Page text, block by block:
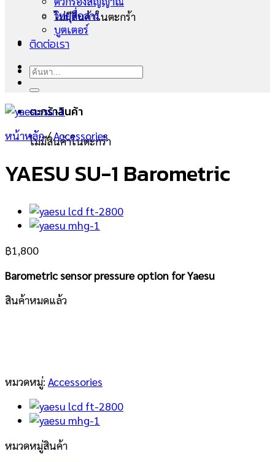
ไม่มีสินค้าในตะกร้า
ตะกร้าสินค้า
ไม่มีสินค้าในตะกร้า
วิทยุสื่อสาร
บูตเตอร์
ติดต่อเรา
ค้นหา:
หน้าหลัก/Accessories
YAESU SU-1 Barometric
฿1,800
Barometric sensor pressure option for Yaesu
สินค้าหมดแล้ว
หมวดหมู่: Accessories
หมวดหมู่สินค้า